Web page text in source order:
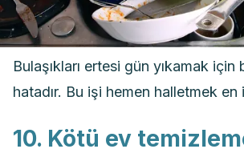
Bulaşıkları ertesi gün yıkamak için
hatadır. Bu işi hemen halletmek en
10. Kötü ev